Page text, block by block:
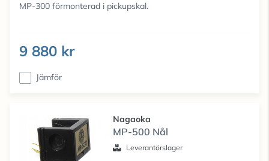
MP-300 förmonterad i pickupskal.
9 880 kr
Jämför
Nagaoka
MP-500 Nål
Leverantörslager